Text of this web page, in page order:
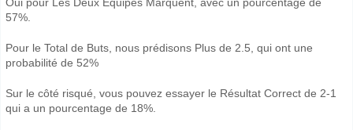
57%.
Pour le Total de Buts, nous prédisons Plus de 2.5, qui ont une
probabilité de 52%
Sur le côté risqué, vous pouvez essayer le Résultat Correct de 2-1
qui a un pourcentage de 18%.